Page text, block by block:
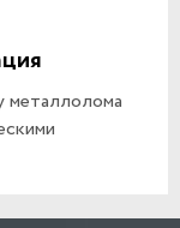
металлолома